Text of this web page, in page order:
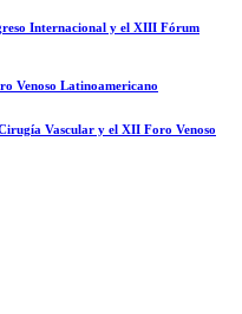
Internacional y el XIII Fórum
Venoso Latinoamericano
Vascular y el XII Foro Venoso